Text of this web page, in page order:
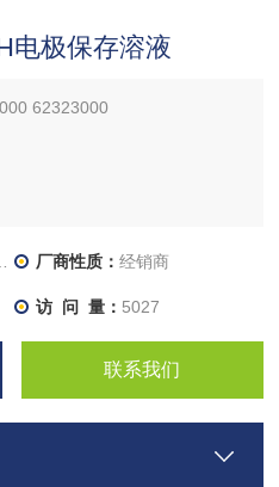
电极保存溶液
62323000
厂商性质： 经销商
访 问 量： 5027
联系我们